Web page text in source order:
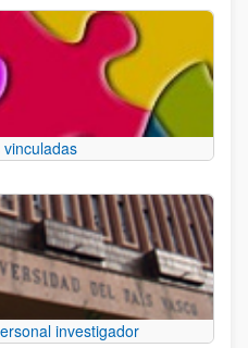
investigador